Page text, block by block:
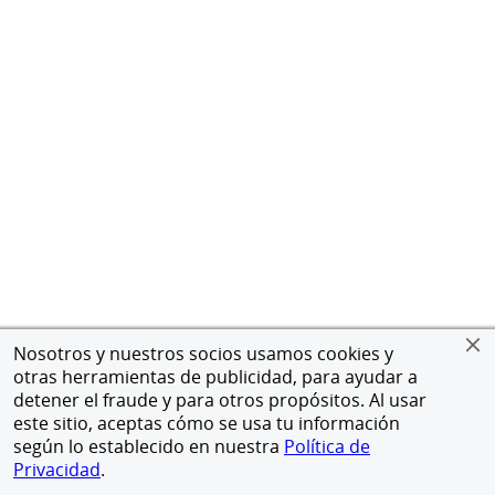
Nosotros y nuestros socios usamos cookies y
otras herramientas de publicidad, para ayudar a
detener el fraude y para otros propósitos. Al usar
este sitio, aceptas cómo se usa tu información
según lo establecido en nuestra Política de
Privacidad.